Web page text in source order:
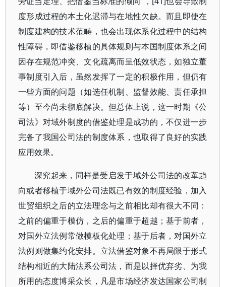
度形成过程的本土化迟滞与在地性欠缺。而且即使在
制度建构的技术范畴，也会出现体系化过程中的结构
性障碍，即借鉴移植的具体规则与本国制度体系之间
因存在规范冲突、文化疏离而呈低效状态，如独立董
事制度引入后，虽然发挥了一定的积极作用，但仍有
一些方面的问题（如选任机制、监督效能、责任承担
等）至今尚未彻底解决。但总体上说，这一时期《公
司法》对域外制度的借鉴处理是成功的，不仅进一步
完备了我国公司法的制度体系，也取得了良好的实践
应用效果。
深究起来，同样是受启发于域外公司法的改革趋
向或者移植于域外公司法既已有效的制度经验，加入
世贸组织之后的立法理念与之前相比却有很大不同：
之前的偏重于模仿，之后的偏重于超越；基于前者，
对国外立法例常做模板化处理；基于后者，对国外立
法例则做集约化安排。立法借鉴对象不再局限于形式
结构相近的大陆法系公司法，而是以择优弃劣、为我
所用的态度博采众长，凡是市场经济发达国家公司制